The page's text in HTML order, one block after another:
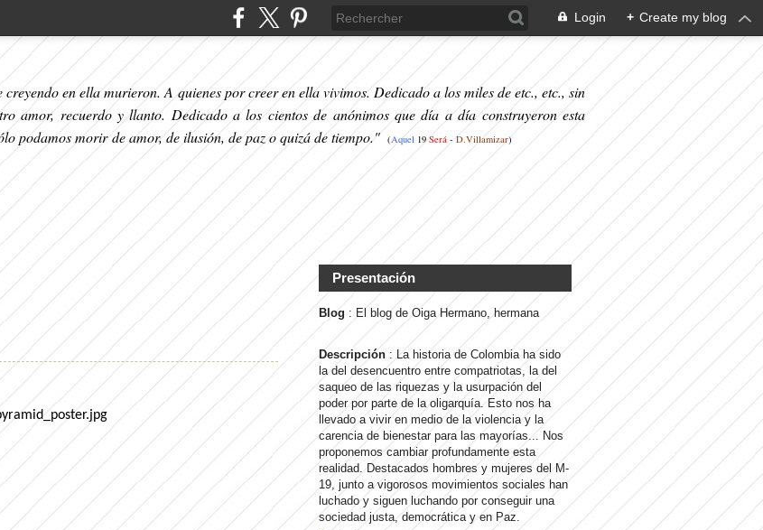
Login + Create my blog
en ella murieron. A quienes por creer en ella vivimos. Dedicado a los miles de etc., etc., sin
amor, recuerdo y llanto. Dedicado a los cientos de anónimos que día a día construyeron esta
podamos morir de amor, de ilusión, de paz o quizá de tiempo." (Aquel 19 Será - D.Villamizar)
Presentación
Blog : El blog de Oiga Hermano, hermana
Descripción : La historia de Colombia ha sido
la del desencuentro entre compatriotas, la del
saqueo de las riquezas y la usurpación del
poder por parte de la oligarquía. Esto nos ha
llevado a vivir en medio de la violencia y la
carencia de bienestar para las mayorías... Nos
proponemos cambiar profundamente esta
realidad. Destacados hombres y mujeres del M-
19, junto a vigorosos movimientos sociales han
luchado y siguen luchando por conseguir una
sociedad justa, democrática y en Paz.